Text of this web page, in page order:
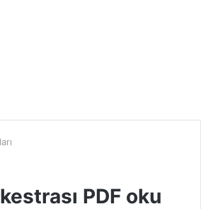
PDF oku